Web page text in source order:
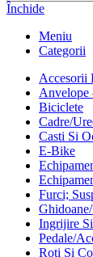
Închide
Meniu
Categorii
Accesorii
Anvelope
Biciclete
Cadre/
Casti Si
E-Bike
Furci;
Ingrijire
Pedale/
Roti Si